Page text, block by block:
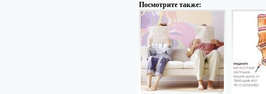
Посмотрите также: